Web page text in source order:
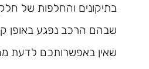
בתיקונים והחלפות של
שבהם הרכב נפגע באופן קל
שאין באפשרותכם לדעת